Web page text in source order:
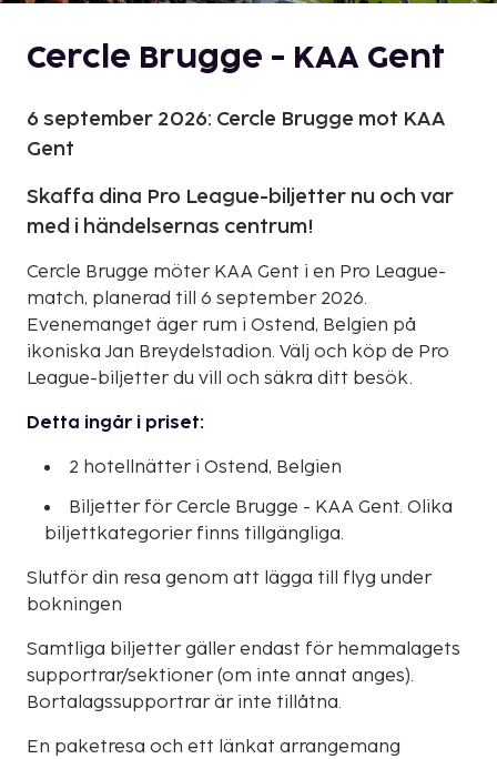
Cercle Brugge - KAA Gent
6 september 2026: Cercle Brugge mot KAA
Gent
Skaffa dina Pro League-biljetter nu och var
med i händelsernas centrum!
Cercle Brugge möter KAA Gent i en Pro League-
match, planerad till 6 september 2026.
Evenemanget äger rum i Ostend, Belgien på
ikoniska Jan Breydelstadion. Välj och köp de Pro
League-biljetter du vill och säkra ditt besök.
Detta ingår i priset:
2 hotellnätter i Ostend, Belgien
Biljetter för Cercle Brugge - KAA Gent. Olika
biljettkategorier finns tillgängliga.
Slutför din resa genom att lägga till flyg under
bokningen
Samtliga biljetter gäller endast för hemmalagets
supportrar/sektioner (om inte annat anges).
Bortalagssupportrar är inte tillåtna.
En paketresa och ett länkat arrangemang